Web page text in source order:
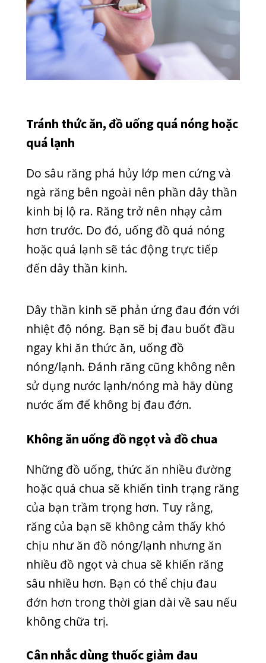
hoặc quá lạnh sẽ tác động trực tiếp
đến dây thần kinh.
Dây thần kinh sẽ phản ứng đau đớn với
nhiệt độ nóng. Bạn sẽ bị đau buốt đầu
sử dụng nước lạnh/nóng mà hãy dùng
nước ấm để không bị đau đớn.
Không ăn uống đồ ngọt và đồ chua
Những đồ uống, thức ăn nhiều đường
hoặc quá chua sẽ khiến tình trạng răng
của bạn trầm trọng hơn. Tuy rằng,
răng của bạn sẽ không cảm thấy khó
chịu như ăn đồ nóng/lạnh nhưng ăn
nhiều đồ ngọt và chua sẽ khiến răng
đớn hơn trong thời gian dài về sau nếu
không chữa trị.
Cân nhắc dùng thuốc giảm đau
Ngay khi cảm thấy cơn đau, nhiều
người lựa chọn mua thuốc giảm đau.
Tuy nhiên, không phải thuốc giảm đau
nha sĩ của bạn chỉ định cho bạn đơn
thuốc phù hợp, hãy mua và sử dụng
theo đơn thuốc đó.
Nhưng đừng sử dụng lại đơn thuốc cho
lần sau vì mỗi đơn thuốc sẽ phụ thuộc
vào tình trạng sức khỏe của bạn lúc đó.
Bạn không nên dùng quá liều so với
đơn thuốc bác sĩ kê vì sẽ khiến tình
trạng tồi tệ hơn. Nếu không đến được
phòng khám, hãy chỉ dùng thuốc giảm
đau khi nha sĩ đồng ý.
Thuốc giảm đau có tác dụng tốt nhất